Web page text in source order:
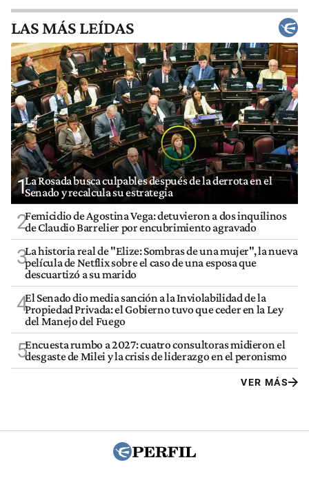
LAS MÁS LEÍDAS
1La Rosada busca culpables después de la derrota en el
Senado y recalcula su estrategia
2Femicidio de Agostina Vega: detuvieron a dos inquilinos
de Claudio Barrelier por encubrimiento agravado
3La historia real de "Elize: Sombras de una mujer", la nueva
película de Netflix sobre el caso de una esposa que
descuartizó a su marido
4El Senado dio media sanción a la Inviolabilidad de la
Propiedad Privada: el Gobierno tuvo que ceder en la Ley
del Manejo del Fuego
5Encuesta rumbo a 2027: cuatro consultoras midieron el
desgaste de Milei y la crisis de liderazgo en el peronismo
VER MÁS